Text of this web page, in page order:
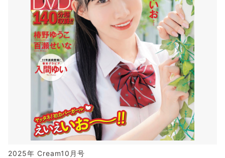
2025年 Cream10月号